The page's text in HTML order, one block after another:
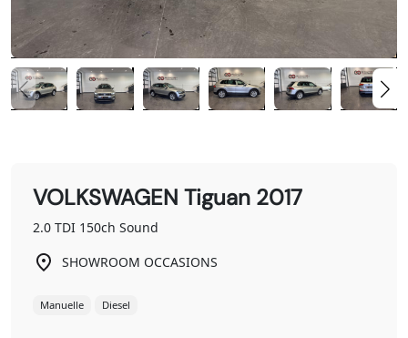
VOLKSWAGEN Tiguan 2017
2.0 TDI 150ch Sound
SHOWROOM OCCASIONS
Manuelle Diesel